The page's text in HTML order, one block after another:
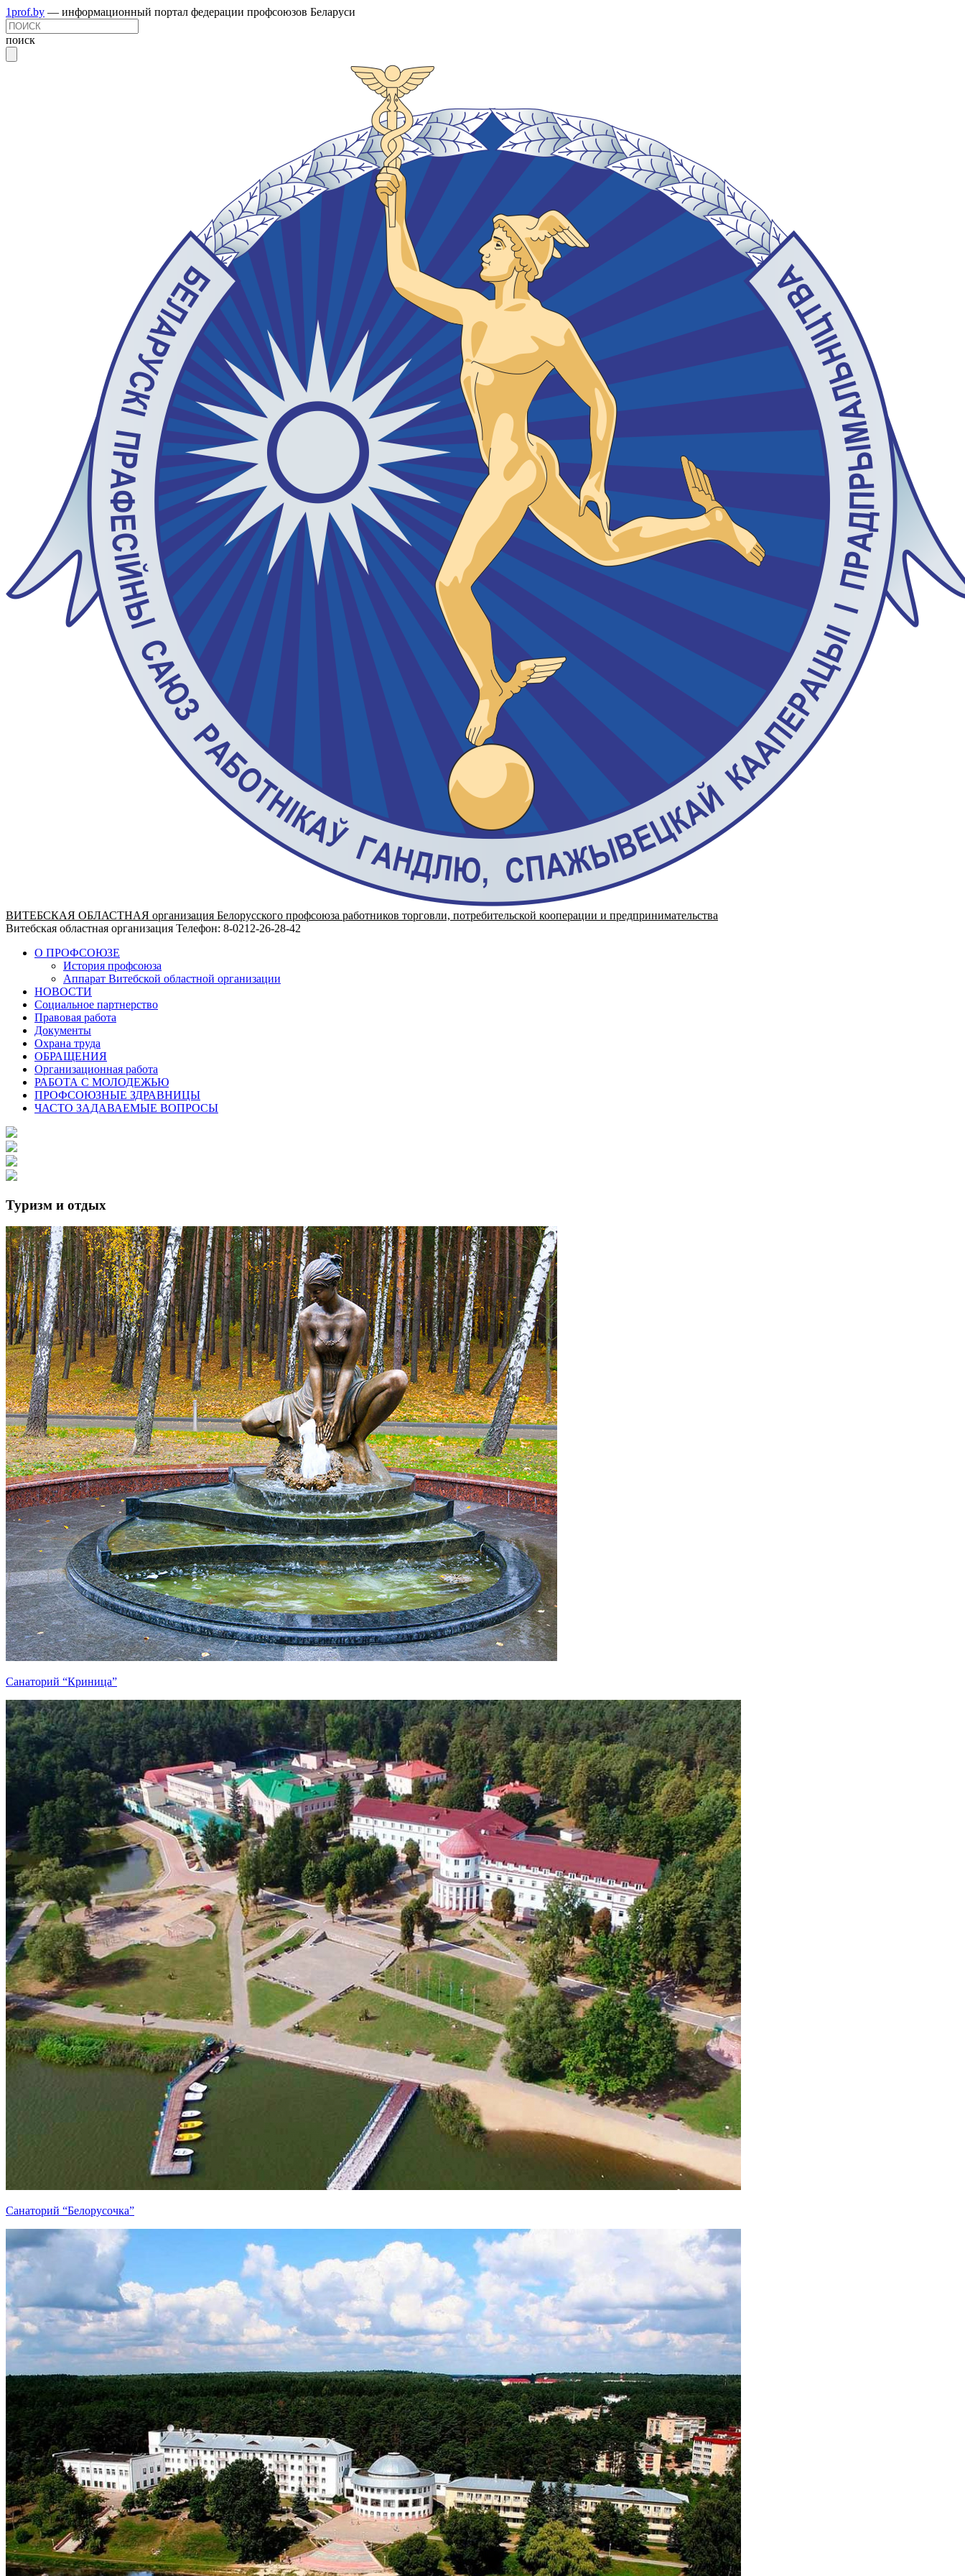
1prof.by — информационный портал федерации профсоюзов Беларуси
поиск
ВИТЕБСКАЯ ОБЛАСТНАЯ организация Белорусского профсоюза работников торговли, потребительской кооперации и предпринимательства
Витебская областная организация Телефон: 8-0212-26-28-42
О ПРОФСОЮЗЕ
История профсоюза
Аппарат Витебской областной организации
НОВОСТИ
Социальное партнерство
Правовая работа
Документы
Охрана труда
ОБРАЩЕНИЯ
Организационная работа
РАБОТА С МОЛОДЕЖЬЮ
ПРОФСОЮЗНЫЕ ЗДРАВНИЦЫ
ЧАСТО ЗАДАВАЕМЫЕ ВОПРОСЫ
Туризм и отдых
Санаторий “Криница”
Санаторий “Белорусочка”